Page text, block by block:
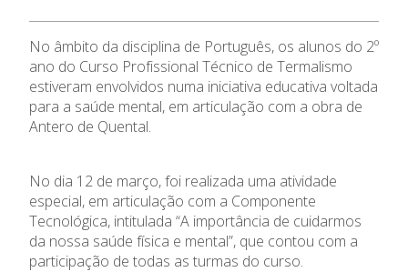
O Colégio
Instalações
Ofertas de emprego
Regulamentos
Jornal “O Coreto”
Atividades de Interrupção
Letiva
Academia de Línguas
Termalismo
Curso de Técnico/a de Apoio
à Família e à Comunidade
Ofertas de Emprego
de Educação
SIGE
Secretariado de Exames
No âmbito da disciplina de Português, os alunos do 2º
ano do Curso Profissional Técnico de Termalismo
estiveram envolvidos numa iniciativa educativa voltada
para a saúde mental, em articulação com a obra de
Antero de Quental.
No dia 12 de março, foi realizada uma atividade
especial, em articulação com a Componente
Tecnológica, intitulada “A importância de cuidarmos
da nossa saúde física e mental”, que contou com a
participação de todas as turmas do curso.